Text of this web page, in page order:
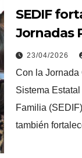
SEDIF
Jornadas
23/04/2026
Con la Jornada
Sistema
Familia
también
el
que